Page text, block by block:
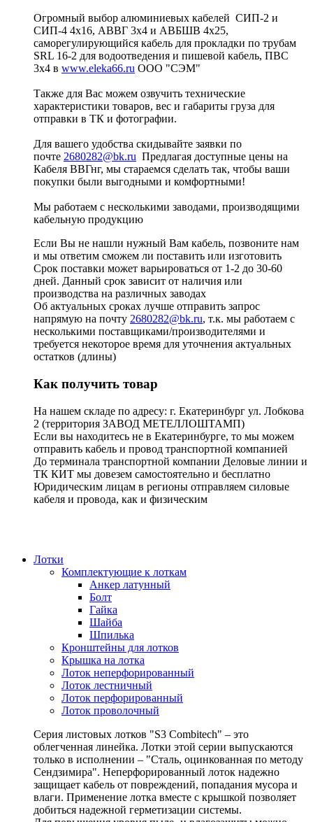
Огромный выбор алюминиевых кабелей СИП-2 и
СИП-4 4х16, АВВГ 3х4 и АВБШВ 4х25,
саморегулирующийся кабель для прокладки по трубам
SRL 16-2 для водоотведения и пишевой кабель, ПВС
3х4 в www.eleka66.ru ООО "СЭМ"
Также для Вас можем озвучить технические
характеристики товаров, вес и габариты груза для
отправки в ТК и фотографии.
Для вашего удобства скидывайте заявки по
почте 2680282@bk.ru Предлагая доступные цены на
Кабеля ВВГнг, мы стараемся сделать так, чтобы ваши
покупки были выгодными и комфортными!
Мы работаем с несколькими заводами, производящими
кабельную продукцию
Если Вы не нашли нужный Вам кабель, позвоните нам
и мы ответим сможем ли поставить или изготовить
Срок поставки может варьироваться от 1-2 до 30-60
дней. Данный срок зависит от наличия или
производства на различных заводах
Об актуальных сроках лучше отправить запрос
напрямую на почту 2680282@bk.ru, т.к. мы работаем с
несколькими поставщиками/производителями и
требуется некоторое время для уточнения актуальных
остатков (длины)
Как получить товар
На нашем складе по адресу: г. Екатеринбург ул. Лобкова
2 (территория ЗАВОД МЕТЕЛЛОШТАМП)
Если вы находитесь не в Екатеринбурге, то мы можем
отправить кабель и провод транспортной компанией
До терминала транспортной компании Деловые линии и
ТК КИТ мы довезем самостоятельно и бесплатно
Юридическим лицам в регионы отправляем силовые
кабеля и провода, как и физическим
Лотки
Комплектующие к лоткам
Анкер латунный
Болт
Гайка
Шайба
Шпилька
Кронштейны для лотков
Крышка на лотка
Лоток неперфорированный
Лоток лестничный
Лоток перфорированный
Лоток проволочный
Серия листовых лотков "S3 Combitech" – это
облегченная линейка. Лотки этой серии выпускаются
только в исполнении – "Сталь, оцинкованная по методу
Сендзимира". Неперфорированный лоток надежно
защищает кабель от повреждений, попадания мусора и
влаги. Применение лотка вместе с крышкой позволяет
добиться надежной герметизации системы.